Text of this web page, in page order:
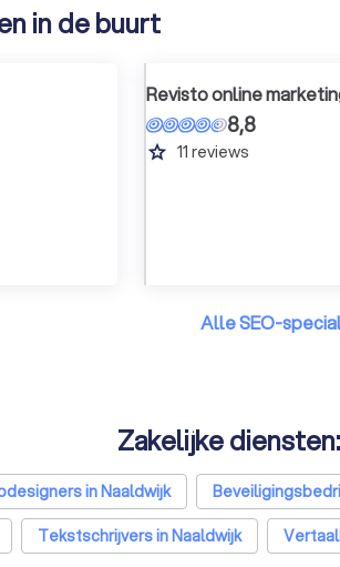
in de buurt
Revisto online
8,8
grade 11 reviews
Alle SEO-
Zakelijke
in Naaldwijk
Tekstschrijvers in Naaldwijk